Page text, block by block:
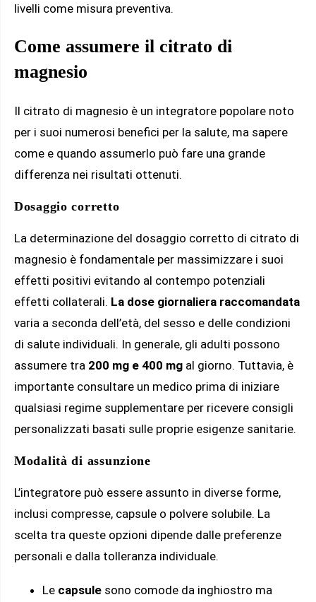
livelli come misura preventiva.
Come assumere il citrato di
magnesio
Il citrato di magnesio è un integratore popolare noto
per i suoi numerosi benefici per la salute, ma sapere
come e quando assumerlo può fare una grande
differenza nei risultati ottenuti.
Dosaggio corretto
La determinazione del dosaggio corretto di citrato di
magnesio è fondamentale per massimizzare i suoi
effetti positivi evitando al contempo potenziali
effetti collaterali. La dose giornaliera raccomandata
varia a seconda dell’età, del sesso e delle condizioni
di salute individuali. In generale, gli adulti possono
assumere tra 200 mg e 400 mg al giorno. Tuttavia, è
importante consultare un medico prima di iniziare
qualsiasi regime supplementare per ricevere consigli
personalizzati basati sulle proprie esigenze sanitarie.
Modalità di assunzione
L’integratore può essere assunto in diverse forme,
inclusi compresse, capsule o polvere solubile. La
scelta tra queste opzioni dipende dalle preferenze
personali e dalla tolleranza individuale.
Le capsule sono comode da inghiostro ma